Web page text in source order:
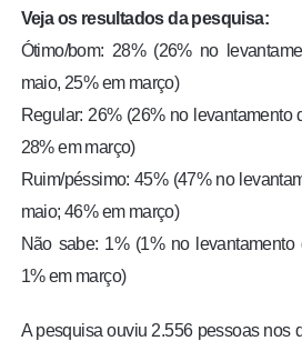
Veja os resultados da pesquisa:
Ótimo/bom: 28% (26% no
maio, 25% em março)
Regular: 26% (26% no levantamento
28% em março)
Ruim/péssimo: 45% (47% no
maio; 46% em março)
Não sabe: 1% (1% no
1% em março)
A pesquisa ouviu 2.556 pessoas nos